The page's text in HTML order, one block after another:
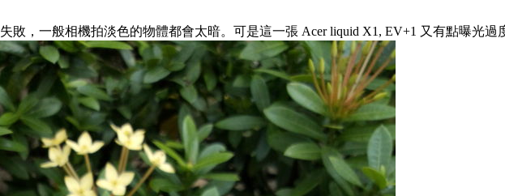
敗，一般相機拍淡色的物體都會太暗。可是這一張 Acer liquid X1, EV+1 又有點曝光過